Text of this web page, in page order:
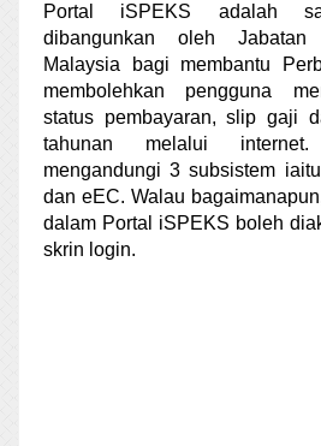
Portal iSPEKS adalah
dibangunkan oleh Jabatan
Malaysia bagi membantu
membolehkan pengguna
status pembayaran, slip gaji
tahunan melalui
mengandungi 3 subsistem
dan eEC. Walau
dalam Portal iSPEKS boleh
skrin login.